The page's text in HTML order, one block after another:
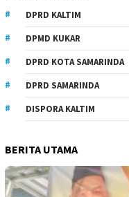
DPRD KALTIM
DPMD KUKAR
DPRD KOTA SAMARINDA
DPRD SAMARINDA
DISPORA KALTIM
BERITA UTAMA